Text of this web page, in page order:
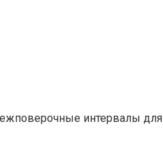
интервалы для